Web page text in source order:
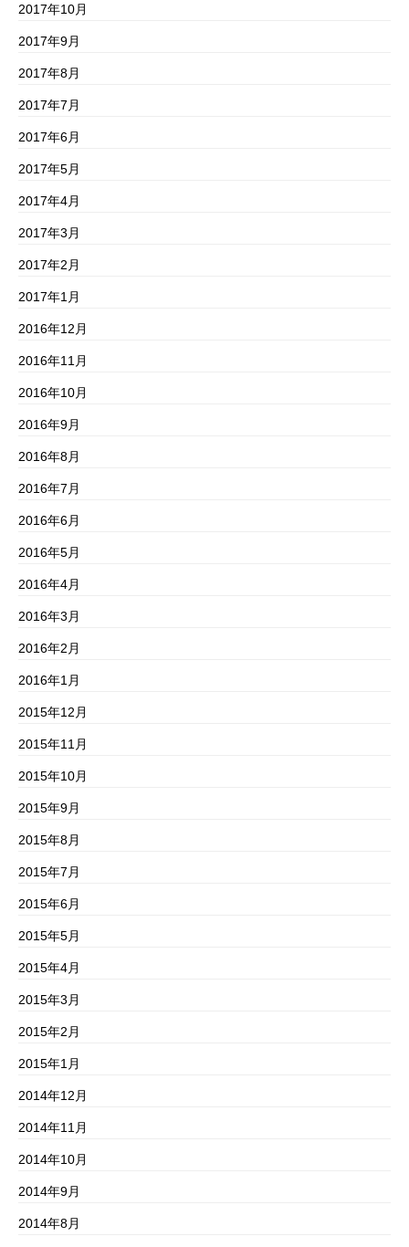
2017年10月
2017年9月
2017年8月
2017年7月
2017年6月
2017年5月
2017年4月
2017年3月
2017年2月
2017年1月
2016年12月
2016年11月
2016年10月
2016年9月
2016年8月
2016年7月
2016年6月
2016年5月
2016年4月
2016年3月
2016年2月
2016年1月
2015年12月
2015年11月
2015年10月
2015年9月
2015年8月
2015年7月
2015年6月
2015年5月
2015年4月
2015年3月
2015年2月
2015年1月
2014年12月
2014年11月
2014年10月
2014年9月
2014年8月